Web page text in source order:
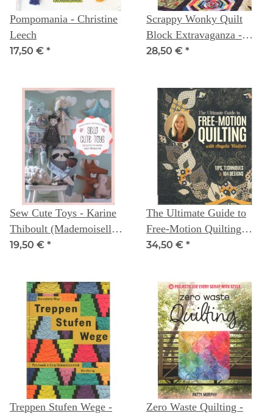
Pompomania - Christine
Leech
17,50 € *
Scrappy Wonky Quilt
Block Extravaganza -
Shannon Roudhán and
28,50 € *
Sew Cute Toys - Karine
Thiboult (Mademoiselle
Tika)
19,50 € *
The Ultimate Guide to
Free-Motion Quilting
with Angela Walters
34,50 € *
Treppen Stufen Wege -
Zero Waste Quilting -